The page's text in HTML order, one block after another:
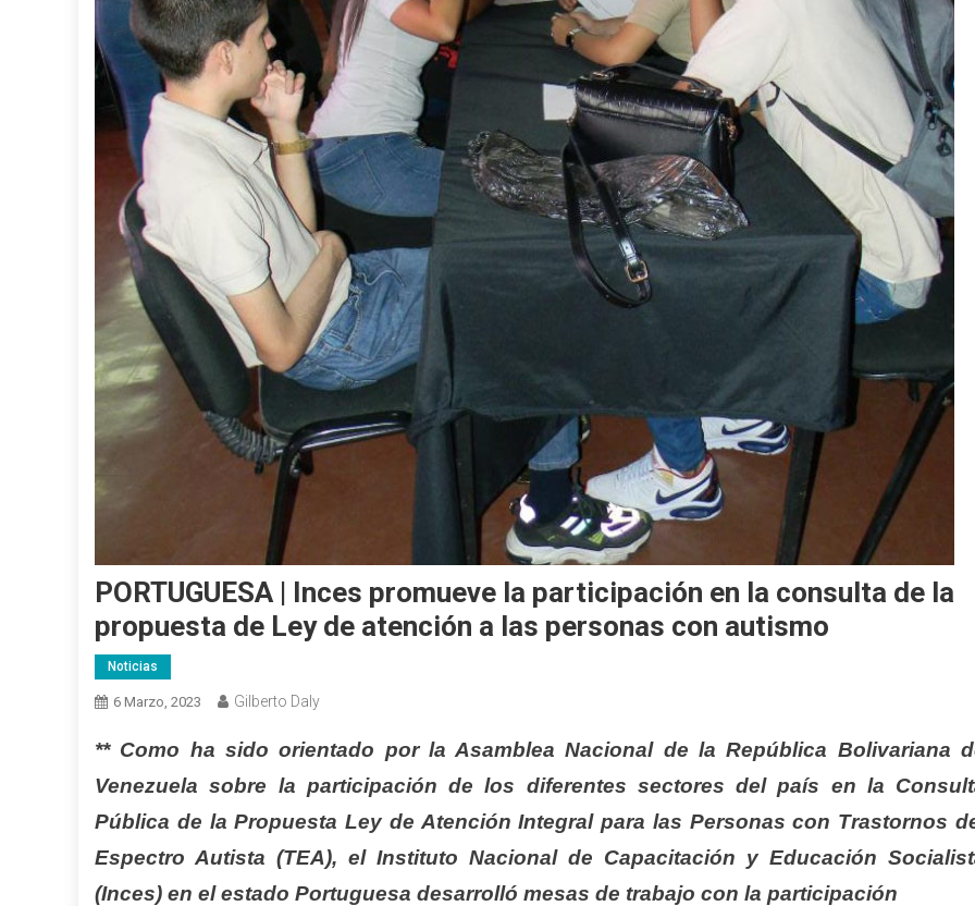
PORTUGUESA | Inces promueve la participación en la consulta de la
propuesta de Ley de atención a las personas con autismo
Noticias
6 Marzo, 2023 Gilberto Daly
** Como ha sido orientado por la Asamblea Nacional de la República Bolivariana
Venezuela sobre la participación de los diferentes sectores del país en la
Pública de la Propuesta Ley de Atención Integral para las Personas con Trastornos
Espectro Autista (TEA), el Instituto Nacional de Capacitación y Educación
(Inces) en el estado Portuguesa desarrolló mesas de trabajo con la participación